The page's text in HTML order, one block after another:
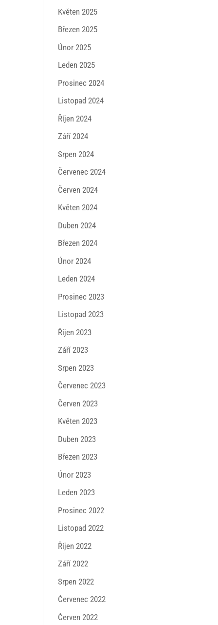
Květen 2025
Březen 2025
Únor 2025
Leden 2025
Prosinec 2024
Listopad 2024
Říjen 2024
Září 2024
Srpen 2024
Červenec 2024
Červen 2024
Květen 2024
Duben 2024
Březen 2024
Únor 2024
Leden 2024
Prosinec 2023
Listopad 2023
Říjen 2023
Září 2023
Srpen 2023
Červenec 2023
Červen 2023
Květen 2023
Duben 2023
Březen 2023
Únor 2023
Leden 2023
Prosinec 2022
Listopad 2022
Říjen 2022
Září 2022
Srpen 2022
Červenec 2022
Červen 2022